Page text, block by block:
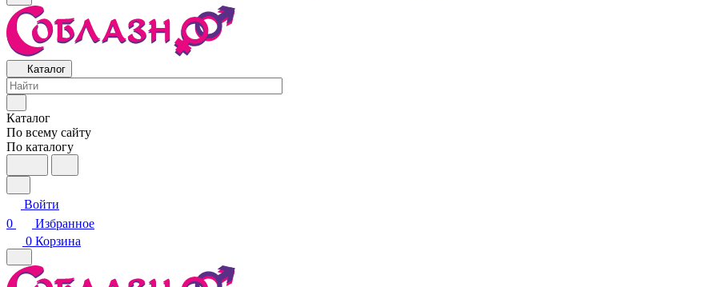
Каталог
Каталог
По всему сайту
По каталогу
Войти
0
Избранное
0 Корзина